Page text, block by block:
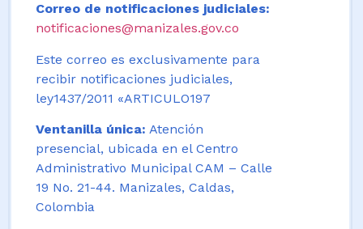
Correo de notificaciones judiciales:
notificaciones@manizales.gov.co
Este correo es exclusivamente para
recibir notificaciones judiciales,
ley1437/2011 «ARTICULO197
Ventanilla única: Atención
presencial, ubicada en el Centro
Administrativo Municipal CAM – Calle
19 No. 21-44. Manizales, Caldas,
Colombia